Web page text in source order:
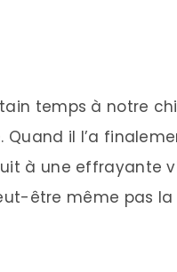
temps à notre
il l’a
à une effrayante
être même pas la